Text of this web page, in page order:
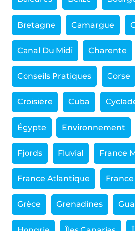
Bretagne Camargue
Canal Du Midi Charente
Conseils Pratiques Corse
Croisière Cuba
Égypte Environnement
Fjords Fluvial France
France Atlantique
Grèce Grenadines